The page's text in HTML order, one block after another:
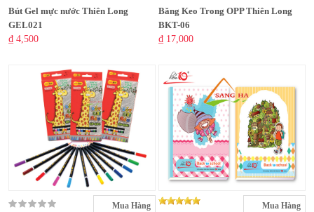
Bút Gel mực nước Thiên Long
GEL021
₫ 4,500
Băng Keo Trong OPP Thiên Long
BKT-06
₫ 17,000
Mua Hàng Mua Hàng